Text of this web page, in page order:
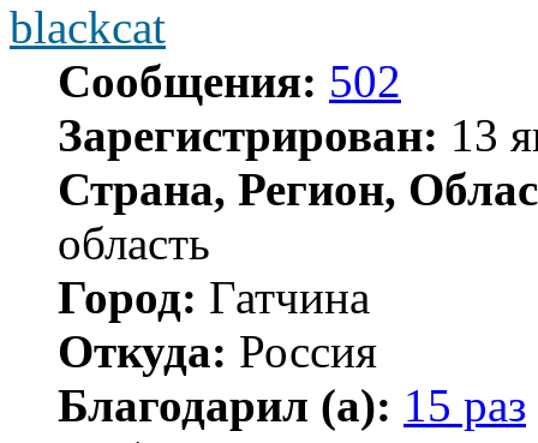
blackcat
Сообщения: 502
Зарегистрирован: 13
Страна, Регион,
область
Город: Гатчина
Откуда: Россия
Благодарил (а): 15 раз